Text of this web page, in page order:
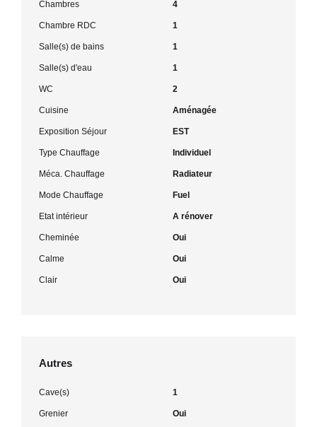
Chambres 4
Chambre RDC 1
Salle(s) de bains 1
Salle(s) d'eau 1
WC 2
Cuisine Aménagée
Exposition Séjour EST
Type Chauffage Individuel
Méca. Chauffage Radiateur
Mode Chauffage Fuel
Etat intérieur A rénover
Cheminée Oui
Calme Oui
Clair Oui
Autres
Cave(s) 1
Grenier Oui